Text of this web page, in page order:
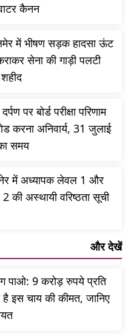
कैनन
में भीषण सड़क हादसा ऊंट
सेना की गाड़ी पलटी
पर बोर्ड परीक्षा परिणाम
करना अनिवार्य, 31 जुलाई
समय
में अध्यापक लेवल 1 और
की अस्थायी वरिष्ठता सूची
और देखें
पाओ: 9 करोड़ रुपये प्रति
है इस चाय की कीमत, जानिए